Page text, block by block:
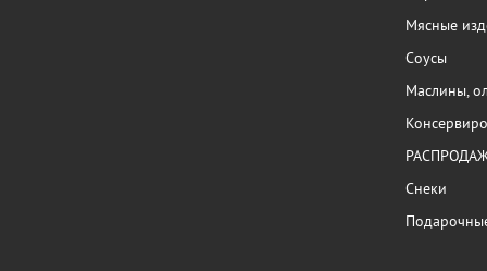
Мясные
Соусы
Маслины,
Снеки